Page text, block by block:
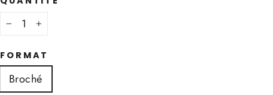
− +
FORMAT
Broché